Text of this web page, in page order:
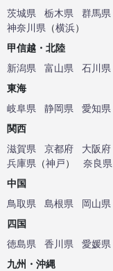
茨城県
栃木県 群馬県
神奈川県 （横浜）
甲信越・北陸
新潟県
富山県 石川県
東海
岐阜県
静岡県 愛知県
関西
滋賀県
京都府 大阪府
兵庫県 （神戸） 奈良県
中国
鳥取県
島根県 岡山県
四国
徳島県
香川県 愛媛県
九州・沖縄